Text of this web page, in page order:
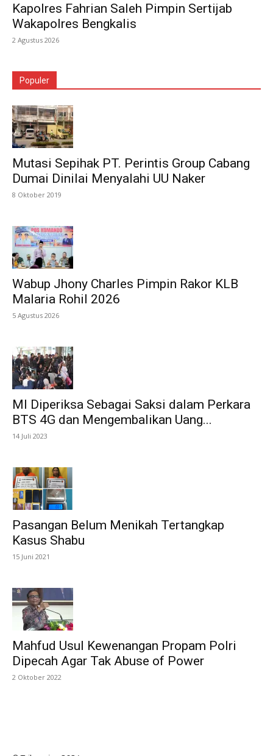
Kapolres Fahrian Saleh Pimpin Sertijab
Wakapolres Bengkalis
2 Agustus 2026
Populer
Mutasi Sepihak PT. Perintis Group Cabang
Dumai Dinilai Menyalahi UU Naker
8 Oktober 2019
Wabup Jhony Charles Pimpin Rakor KLB
Malaria Rohil 2026
5 Agustus 2026
MI Diperiksa Sebagai Saksi dalam Perkara
BTS 4G dan Mengembalikan Uang...
14 Juli 2023
Pasangan Belum Menikah Tertangkap
Kasus Shabu
15 Juni 2021
Mahfud Usul Kewenangan Propam Polri
Dipecah Agar Tak Abuse of Power
2 Oktober 2022